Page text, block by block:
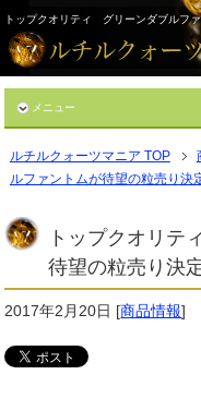
トップクオリティ グリーンダブルフ
メニュー
ルチルクォーツマニア TOP
ルファントムが待望の粒売り決
トップクオリ
待望の粒売り決
2017年2月20日 [商品情報]